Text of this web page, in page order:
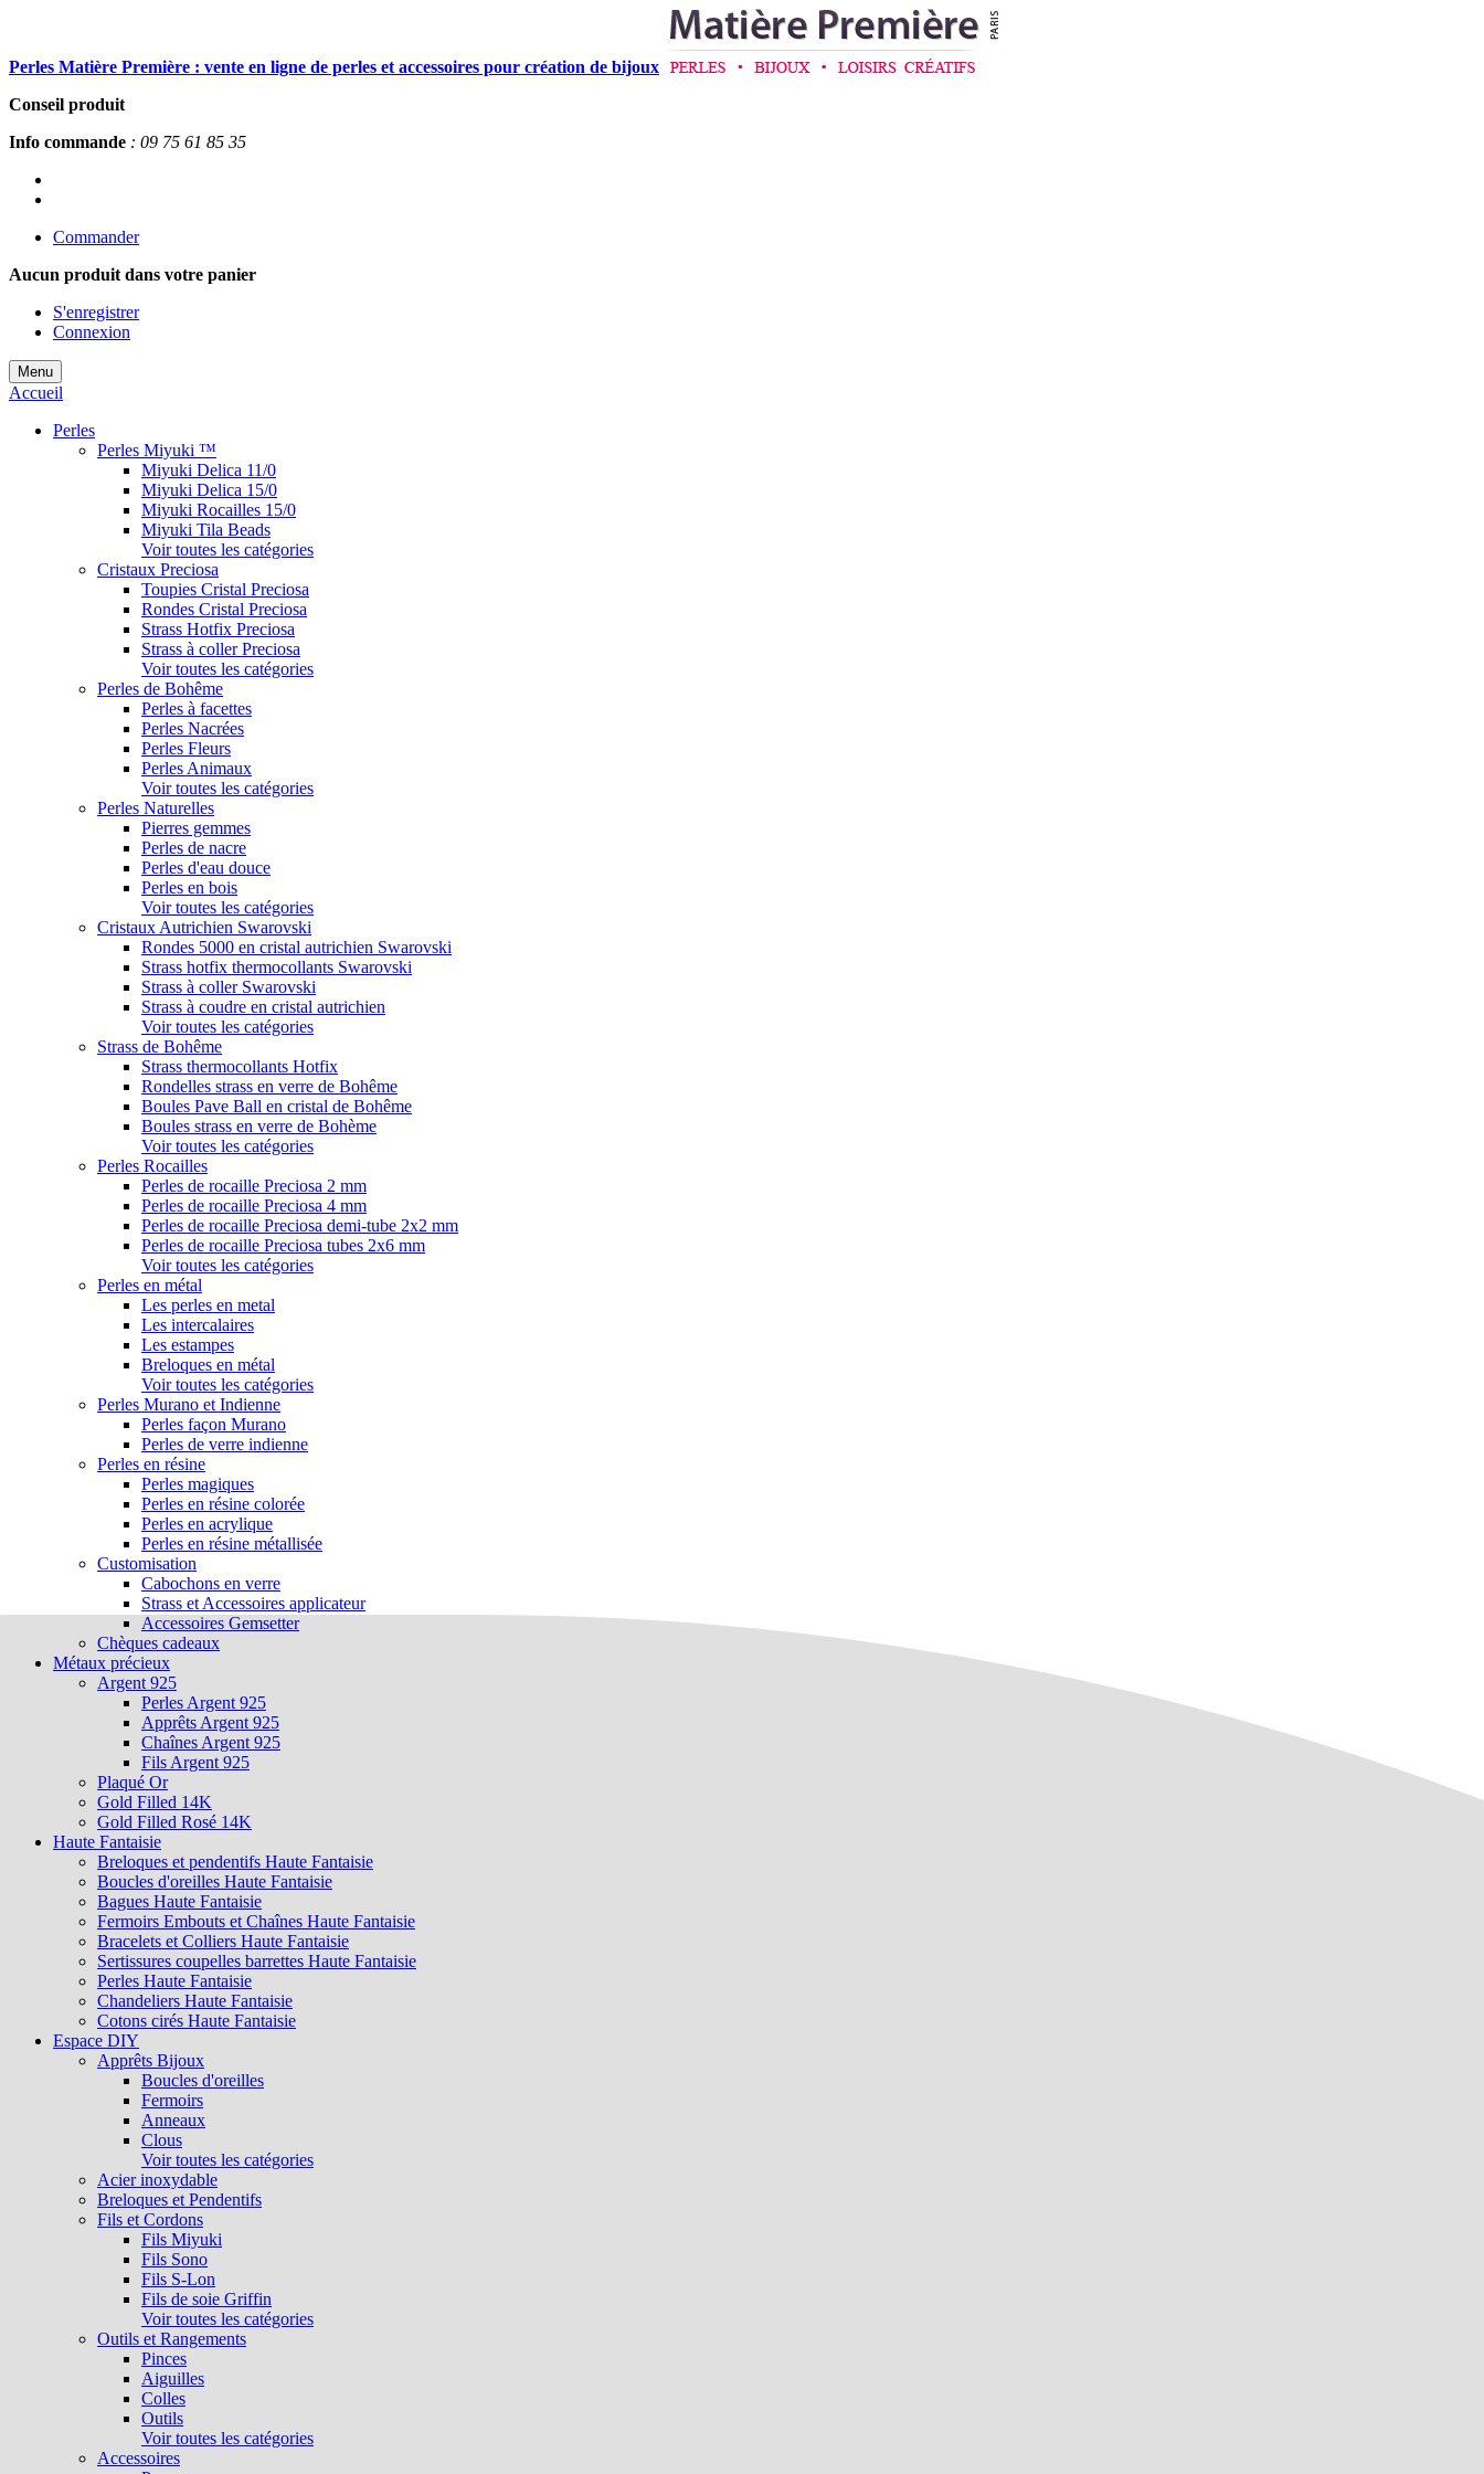
Perles Matière Première : vente en ligne de perles et accessoires pour création de bijoux
Conseil produit
Info commande : 09 75 61 85 35
Commander
Aucun produit dans votre panier
S'enregistrer
Connexion
Menu
Accueil
Perles
Perles Miyuki ™
Miyuki Delica 11/0
Miyuki Delica 15/0
Miyuki Rocailles 15/0
Miyuki Tila Beads
Voir toutes les catégories
Cristaux Preciosa
Toupies Cristal Preciosa
Rondes Cristal Preciosa
Strass Hotfix Preciosa
Strass à coller Preciosa
Voir toutes les catégories
Perles de Bohême
Perles à facettes
Perles Nacrées
Perles Fleurs
Perles Animaux
Voir toutes les catégories
Perles Naturelles
Pierres gemmes
Perles de nacre
Perles d'eau douce
Perles en bois
Voir toutes les catégories
Cristaux Autrichien Swarovski
Rondes 5000 en cristal autrichien Swarovski
Strass hotfix thermocollants Swarovski
Strass à coller Swarovski
Strass à coudre en cristal autrichien
Voir toutes les catégories
Strass de Bohême
Strass thermocollants Hotfix
Rondelles strass en verre de Bohême
Boules Pave Ball en cristal de Bohême
Boules strass en verre de Bohème
Voir toutes les catégories
Perles Rocailles
Perles de rocaille Preciosa 2 mm
Perles de rocaille Preciosa 4 mm
Perles de rocaille Preciosa demi-tube 2x2 mm
Perles de rocaille Preciosa tubes 2x6 mm
Voir toutes les catégories
Perles en métal
Les perles en metal
Les intercalaires
Les estampes
Breloques en métal
Voir toutes les catégories
Perles Murano et Indienne
Perles façon Murano
Perles de verre indienne
Perles en résine
Perles magiques
Perles en résine colorée
Perles en acrylique
Perles en résine métallisée
Customisation
Cabochons en verre
Strass et Accessoires applicateur
Accessoires Gemsetter
Chèques cadeaux
Métaux précieux
Argent 925
Perles Argent 925
Apprêts Argent 925
Chaînes Argent 925
Fils Argent 925
Plaqué Or
Gold Filled 14K
Gold Filled Rosé 14K
Haute Fantaisie
Breloques et pendentifs Haute Fantaisie
Boucles d'oreilles Haute Fantaisie
Bagues Haute Fantaisie
Fermoirs Embouts et Chaînes Haute Fantaisie
Bracelets et Colliers Haute Fantaisie
Sertissures coupelles barrettes Haute Fantaisie
Perles Haute Fantaisie
Chandeliers Haute Fantaisie
Cotons cirés Haute Fantaisie
Espace DIY
Apprêts Bijoux
Boucles d'oreilles
Fermoirs
Anneaux
Clous
Voir toutes les catégories
Acier inoxydable
Breloques et Pendentifs
Fils et Cordons
Fils Miyuki
Fils Sono
Fils S-Lon
Fils de soie Griffin
Voir toutes les catégories
Outils et Rangements
Pinces
Aiguilles
Colles
Outils
Voir toutes les catégories
Accessoires